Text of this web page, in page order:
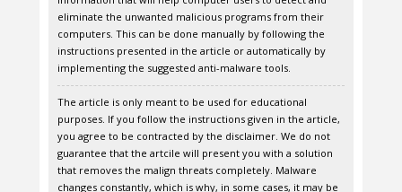
eliminate the unwanted malicious programs from their
computers. This can be done manually by following the
instructions presented in the article or automatically by
implementing the suggested anti-malware tools.
The article is only meant to be used for educational
purposes. If you follow the instructions given in the article,
you agree to be contracted by the disclaimer. We do not
guarantee that the artcile will present you with a solution
that removes the malign threats completely. Malware
changes constantly, which is why, in some cases, it may be